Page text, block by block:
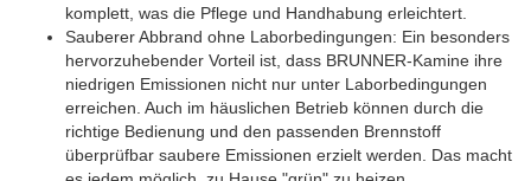
komplett, was die Pflege und Handhabung erleichtert.
Sauberer Abbrand ohne Laborbedingungen: Ein besonders
hervorzuhebender Vorteil ist, dass BRUNNER-Kamine ihre
niedrigen Emissionen nicht nur unter Laborbedingungen
erreichen. Auch im häuslichen Betrieb können durch die
richtige Bedienung und den passenden Brennstoff
überprüfbar saubere Emissionen erzielt werden. Das macht